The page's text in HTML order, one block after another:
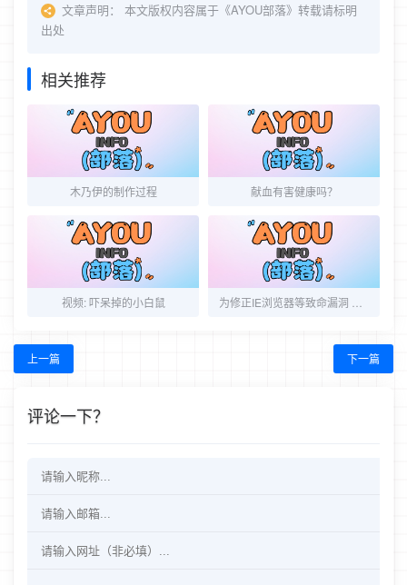
文章声明：
本文版权内容属于《AYOU部落》转载请标明
出处
相关推荐
木乃伊的制作过程 献血有害健康吗？
视频: 吓呆掉的小白鼠
上一篇 下一篇
评论一下？